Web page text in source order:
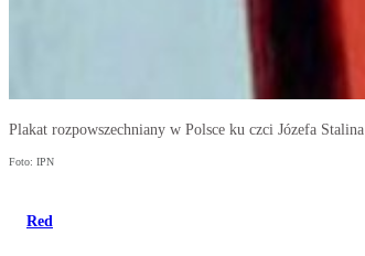
Plakat rozpowszechniany w Polsce ku czci Józefa Stalina
Foto: IPN
Red